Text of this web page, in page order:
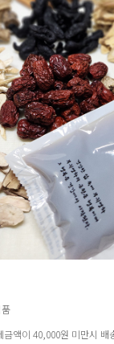
금액이 40,000원 미만시 배